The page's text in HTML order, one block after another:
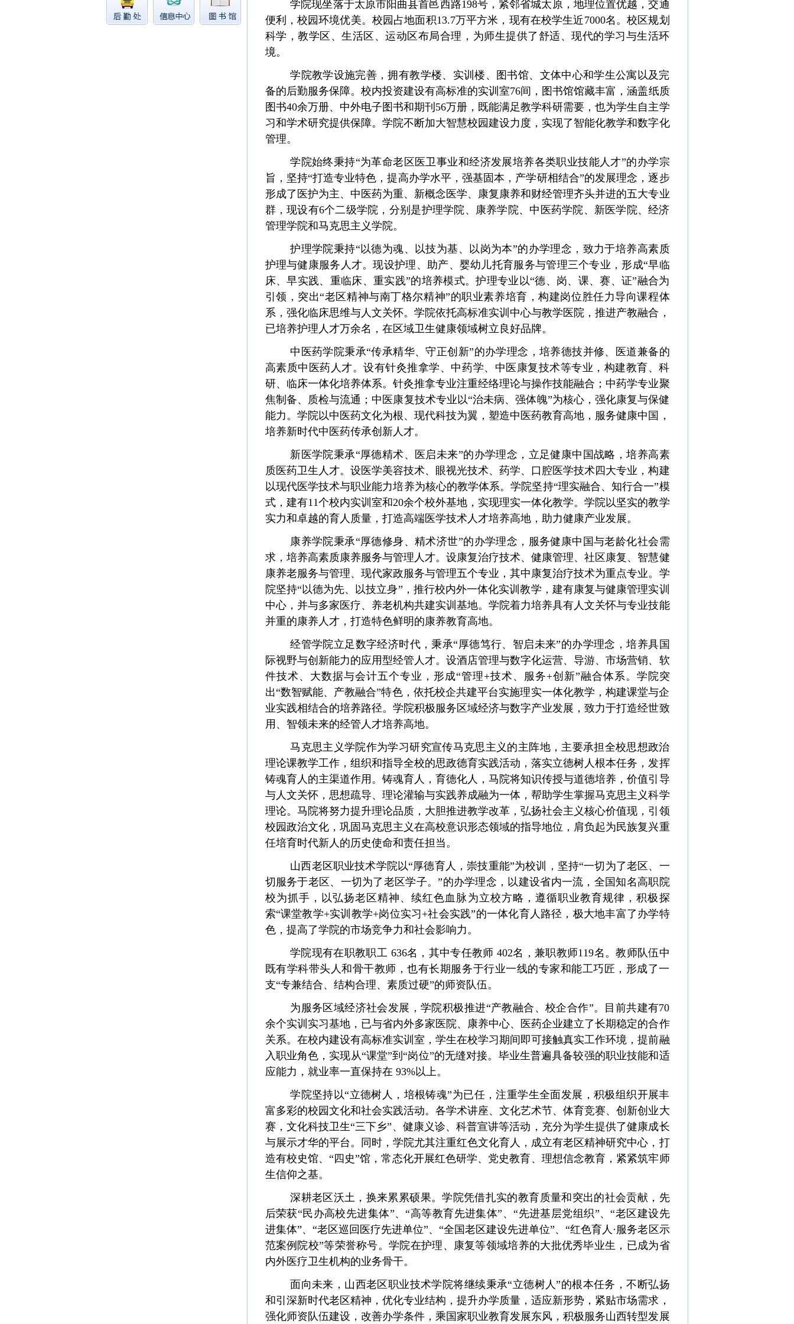
学院现坐落于太原市阳曲县首邑西路198号，紧邻省城太原，地理位置优越，交通
便利，校园环境优美。校园占地面积13.7万平方米，现有在校学生近7000名。校区规划
科学，教学区、生活区、运动区布局合理，为师生提供了舒适、现代的学习与生活环
境。
学院教学设施完善，拥有教学楼、实训楼、图书馆、文体中心和学生公寓以及完
备的后勤服务保障。校内投资建设有高标准的实训室76间， 图书馆馆藏丰富，涵盖纸质
图书40余万册、中外电子图书和期刊56万册，既能满足教学科研需要，也为学生自主学
习和学术研究提供保障。学院不断加大智慧校园建设力度，实现了智能化教学和数字化
管理。
学院始终秉持“为革命老区医卫事业和经济发展培养各类职业技能人才”的办学宗
旨， 坚持“打造专业特色，提高办学水平，强基固本，产学研相结合”的发展理念，逐步
形成了医护为主、中医药为重、新概念医学、康复康养和财经管理齐头并进的五大专业
群，现设有6个二级学院，分别是护理学院、康养学院、中医药学院、新医学院、经济
管理学院和马克思主义学院。
护理学院秉持“以德为魂、以技为基、以岗为本”的办学理念，致力于培养高素质
护理与健康服务人才。现设护理、助产、婴幼儿托育服务与管理三个专业，形成“早临
床、早实践、重临床、重实践”的培养模式。护理专业以“德、岗、课、赛、证”融合为
引领，突出“老区精神与南丁格尔精神”的职业素养培育，构建岗位胜任力导向课程体
系，强化临床思维与人文关怀。学院依托高标准实训中心与教学医院，推进产教融合，
已培养护理人才万余名，在区域卫生健康领域树立良好品牌。
中医药学院秉承“传承精华、守正创新”的办学理念，培养德技并修、医道兼备的
高素质中医药人才。设有针灸推拿学、中药学、中医康复技术等专业，构建教育、科
研、临床一体化培养体系。针灸推拿专业注重经络理论与操作技能融合；中药学专业聚
焦制备、质检与流通；中医康复技术专业以“治未病、强体魄”为核心，强化康复与保健
能力。学院以中医药文化为根、现代科技为翼，塑造中医药教育高地，服务健康中国，
培养新时代中医药传承创新人才。
新医学院秉承“厚德精术、医启未来”的办学理念，立足健康中国战略，培养高素
质医药卫生人才。设医学美容技术、眼视光技术、药学、口腔医学技术四大专业，构建
以现代医学技术与职业能力培养为核心的教学体系。学院坚持“理实融合、知行合一”模
式，建有11个校内实训室和20余个校外基地，实现理实一体化教学。学院以坚实的教学
实力和卓越的育人质量，打造高端医学技术人才培养高地，助力健康产业发展。
康养学院秉承“厚德修身、精术济世”的办学理念，服务健康中国与老龄化社会需
求，培养高素质康养服务与管理人才。设康复治疗技术、健康管理、社区康复、智慧健
康养老服务与管理、现代家政服务与管理五个专业，其中康复治疗技术为重点专业。学
院坚持“以德为先、以技立身”，推行校内外一体化实训教学，建有康复与健康管理实训
中心，并与多家医疗、养老机构共建实训基地。学院着力培养具有人文关怀与专业技能
并重的康养人才，打造特色鲜明的康养教育高地。
经管学院立足数字经济时代，秉承“厚德笃行、智启未来”的办学理念，培养具国
际视野与创新能力的应用型经管人才。设酒店管理与数字化运营、导游、市场营销、软
件技术、大数据与会计五个专业，形成“管理+技术、服务+创新”融合体系。学院突
出“数智赋能、产教融合”特色，依托校企共建平台实施理实一体化教学，构建课堂与企
业实践相结合的培养路径。学院积极服务区域经济与数字产业发展，致力于打造经世致
用、智领未来的经管人才培养高地。
马克思主义学院作为学习研究宣传马克思主义的主阵地，主要承担全校思想政治
理论课教学工作，组织和指导全校的思政德育实践活动，落实立德树人根本任务，发挥
铸魂育人的主渠道作用。铸魂育人，育德化人，马院将知识传授与道德培养，价值引导
与人文关怀，思想疏导、理论灌输与实践养成融为一体，帮助学生掌握马克思主义科学
理论。马院将努力提升理论品质，大胆推进教学改革，弘扬社会主义核心价值现，引领
校园政治文化，巩固马克思主义在高校意识形态领域的指导地位，肩负起为民族复兴重
任培育时代新人的历史使命和责任担当。
山西老区职业技术学院以“厚德育人，崇技重能”为校训，坚持“一切为了老区、一
切服务于老区、一切为了老区学子。”的办学理念，以建设省内一流，全国知名高职院
校为抓手，以弘扬老区精神、续红色血脉为立校方略，遵循职业教育规律，积极探
索“课堂教学+实训教学+岗位实习+社会实践”的一体化育人路径，极大地丰富了办学特
色，提高了学院的市场竞争力和社会影响力。
学院现有在职教职工 636名 ，其中专任教师 402名，兼职教师119名。教师队伍中
既有学科带头人和骨干教师，也有长期服务于行业一线的专家和能工巧匠，形成了一
支“专兼结合、结构合理、素质过硬”的师资队伍。
为服务区域经济社会发展，学院积极推进“产教融合、校企合作”。目前共建有70
余个实训实习基地，已与省内外多家医院、康养中心、医药企业建立了长期稳定的合作
关系。在校内建设有高标准实训室， 学生在校学习期间即可接触真实工作环境，提前融
入职业角色，实现从“课堂”到“岗位”的无缝对接。毕业生普遍具备较强的职业技能和适
应能力，就业率一直保持在 93%以上。
学院坚持以“立德树人，培根铸魂”为已任，注重学生全面发展，积极组织开展丰
富多彩的校园文化和社会实践活动。各学术讲座、文化艺术节、体育竞赛、创新创业大
赛，文化科技卫生“三下乡”、健康义诊、科普宣讲等活动 ，充分为学生提供了健康成长
与展示才华的平台。同时，学院尤其注重红色文化育人， 成立有老区精神研究中心，打
造有校史馆、 “四史”馆，常态化开展红色研学、党史教育、理想信念教育，紧紧筑牢师
生信仰之基。
深耕老区沃土，换来累累硕果。学院凭借扎实的教育质量和突出的社会贡献，先
后荣获“民办高校先进集体”、“高等教育先进集体”、“先进基层党组织”、“老区建设先
进集体”、“老区巡回医疗先进单位”、 “全国老区建设先进单位”、“红色育人 ·服务老区示
范案例院校”等荣誉称号。学院在护理、康复等领域培养的大批优秀毕业生，已成为省
内外医疗卫生机构的业务骨干。
面向未来， 山西老区职业技术学院将继续秉承“立德树人”的根本任务，不断弘扬
和引深新时代老区精神，优化专业结构，提升办学质量，适应新形势，紧贴市场需求，
强化师资队伍建设，改善办学条件，乘国家职业教育发展东风，积极服务山西转型发展